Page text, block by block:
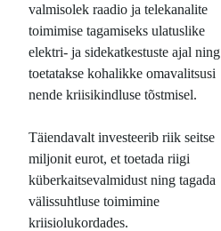
valmisolek raadio ja telekanalite
toimimise tagamiseks ulatuslike
elektri- ja sidekatkestuste ajal ning
toetatakse kohalikke omavalitsusi
nende kriisikindluse tõstmisel.
Täiendavalt investeerib riik seitse
miljonit eurot, et toetada riigi
küberkaitsevalmidust ning tagada
välissuhtluse toimimine
kriisiolukordades.